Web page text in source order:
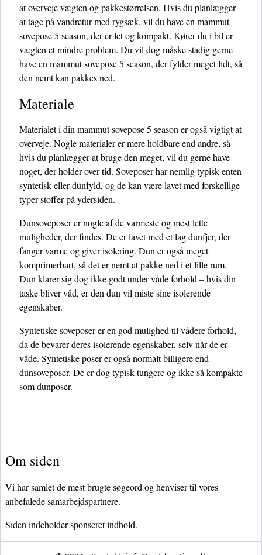
at overveje vægten og pakkestørrelsen. Hvis du planlægger
at tage på vandretur med rygsæk, vil du have en mammut
sovepose 5 season, der er let og kompakt. Kører du i bil er
vægten et mindre problem. Du vil dog måske stadig gerne
have en mammut sovepose 5 season, der fylder meget lidt, så
den nemt kan pakkes ned.
Materiale
Materialet i din mammut sovepose 5 season er også vigtigt at
overveje. Nogle materialer er mere holdbare end andre, så
hvis du planlægger at bruge den meget, vil du gerne have
noget, der holder over tid. Soveposer har nemlig typisk enten
syntetisk eller dunfyld, og de kan være lavet med forskellige
typer stoffer på ydersiden.
Dunsoveposer er nogle af de varmeste og mest lette
muligheder, der findes. De er lavet med et lag dunfjer, der
fanger varme og giver isolering. Dun er også meget
komprimerbart, så det er nemt at pakke ned i et lille rum.
Dun klarer sig dog ikke godt under våde forhold – hvis din
taske bliver våd, er den dun vil miste sine isolerende
egenskaber.
Syntetiske soveposer er en god mulighed til vådere forhold,
da de bevarer deres isolerende egenskaber, selv når de er
våde. Syntetiske poser er også normalt billigere end
dunsoveposer. De er dog typisk tungere og ikke så kompakte
som dunposer.
Om siden
Vi har samlet de mest brugte søgeord og henviser til vores
anbefalede samarbejdspartnere.
Siden indeholder sponseret indhold.